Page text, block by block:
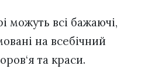
можуть всі бажаючі,
на всебічний
та краси.